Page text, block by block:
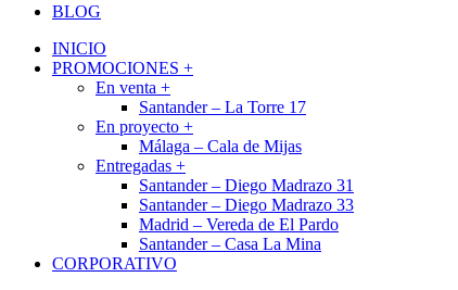
BLOG
INICIO
PROMOCIONES +
En venta +
Santander – La Torre 17
En proyecto +
Málaga – Cala de Mijas
Entregadas +
Santander – Diego Madrazo 31
Santander – Diego Madrazo 33
Madrid – Vereda de El Pardo
Santander – Casa La Mina
CORPORATIVO